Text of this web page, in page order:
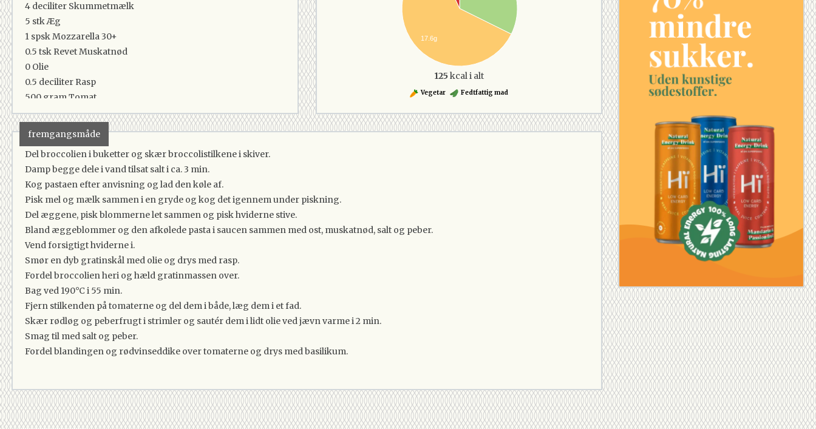
4 deciliter Skummetmælk
5 stkÆg
1 spskMozzarella 30+
0.5 tsk Revet Muskatnød
0 Olie
0.5 deciliter Rasp
500 gram Tomat
2 stkRødløg
Rød Peberfrugt
Olivenolie
0.5 deciliterRødvinseddike
17.6g
125 kcal i alt
Vegetar Fedtfattig mad
fremgangsmåde
Del broccolien i buketter og skær broccolistilkene i skiver.
Damp begge dele i vand tilsat salt i ca. 3 min.
Kog pastaen efter anvisning og lad den køle af.
Pisk mel og mælk sammen i en gryde og kog det igennem under piskning.
Del æggene, pisk blommerne let sammen og pisk hviderne stive.
Bland æggeblommer og den afkølede pasta i saucen sammen med ost, muskatnød, salt og peber.
Vend forsigtigt hviderne i.
Smør en dyb gratinskål med olie og drys med rasp.
Fordel broccolien heri og hæld gratinmassen over.
Bag ved 190°C i 55 min.
Fjern stilkenden på tomaterne og del dem i både, læg dem i et fad.
Skær rødløg og peberfrugt i strimler og sautér dem i lidt olie ved jævn varme i 2 min.
Smag til med salt og peber.
Fordel blandingen og rødvinseddike over tomaterne og drys med basilikum.